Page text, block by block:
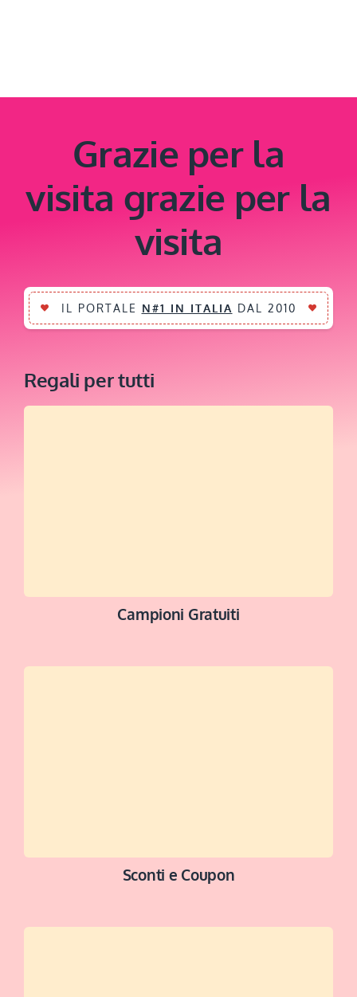
Grazie per la
visita grazie per la
visita
IL PORTALE N#1 IN ITALIA DAL 2010
Regali per tutti
Campioni Gratuiti
Sconti e Coupon